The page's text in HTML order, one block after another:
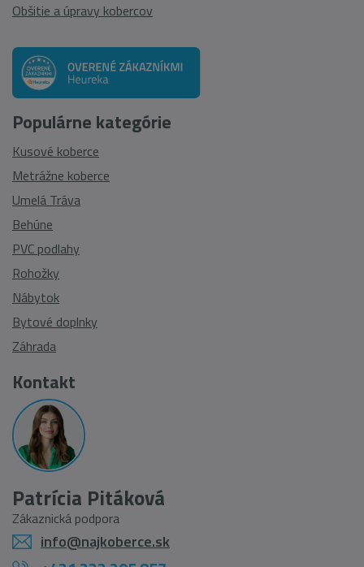
Obšitie a úpravy kobercov
Populárne kategórie
Kusové koberce
Metrážne koberce
Umelá Tráva
Behúne
PVC podlahy
Rohožky
Nábytok
Bytové doplnky
Záhrada
Kontakt
Patrícia Pitáková
Zákaznická podpora
info@najkoberce.sk